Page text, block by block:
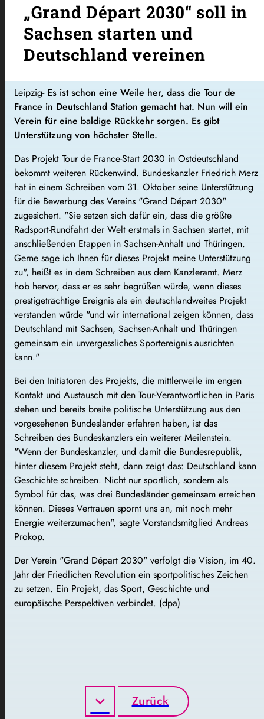
„Grand Départ 2030“ soll in
Sachsen starten und
Deutschland vereinen
Leipzig- Es ist schon eine Weile her, dass die Tour de
France in Deutschland Station gemacht hat. Nun will ein
Verein für eine baldige Rückkehr sorgen. Es gibt
Unterstützung von höchster Stelle.
Das Projekt Tour de France-Start 2030 in Ostdeutschland
bekommt weiteren Rückenwind. Bundeskanzler Friedrich Merz
hat in einem Schreiben vom 31. Oktober seine Unterstützung
für die Bewerbung des Vereins "Grand Départ 2030"
zugesichert. "Sie setzen sich dafür ein, dass die größte
Radsport-Rundfahrt der Welt erstmals in Sachsen startet, mit
anschließenden Etappen in Sachsen-Anhalt und Thüringen.
Gerne sage ich Ihnen für dieses Projekt meine Unterstützung
zu", heißt es in dem Schreiben aus dem Kanzleramt. Merz
hob hervor, dass er es sehr begrüßen würde, wenn dieses
prestigeträchtige Ereignis als ein deutschlandweites Projekt
verstanden würde "und wir international zeigen können, dass
Deutschland mit Sachsen, Sachsen-Anhalt und Thüringen
gemeinsam ein unvergessliches Sportereignis ausrichten
kann."
Bei den Initiatoren des Projekts, die mittlerweile im engen
Kontakt und Austausch mit den Tour-Verantwortlichen in Paris
stehen und bereits breite politische Unterstützung aus den
vorgesehenen Bundesländer erfahren haben, ist das
Schreiben des Bundeskanzlers ein weiterer Meilenstein.
"Wenn der Bundeskanzler, und damit die Bundesrepublik,
hinter diesem Projekt steht, dann zeigt das: Deutschland kann
Geschichte schreiben. Nicht nur sportlich, sondern als
Symbol für das, was drei Bundesländer gemeinsam erreichen
können. Dieses Vertrauen spornt uns an, mit noch mehr
Energie weiterzumachen", sagte Vorstandsmitglied Andreas
Prokop.
Der Verein "Grand Départ 2030" verfolgt die Vision, im 40.
Jahr der Friedlichen Revolution ein sportpolitisches Zeichen
zu setzen. Ein Projekt, das Sport, Geschichte und
europäische Perspektiven verbindet. (dpa)
Zurück